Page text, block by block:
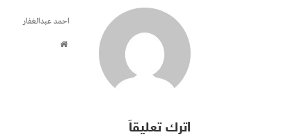
احمد عبدالغفار
اترك تعليقاً